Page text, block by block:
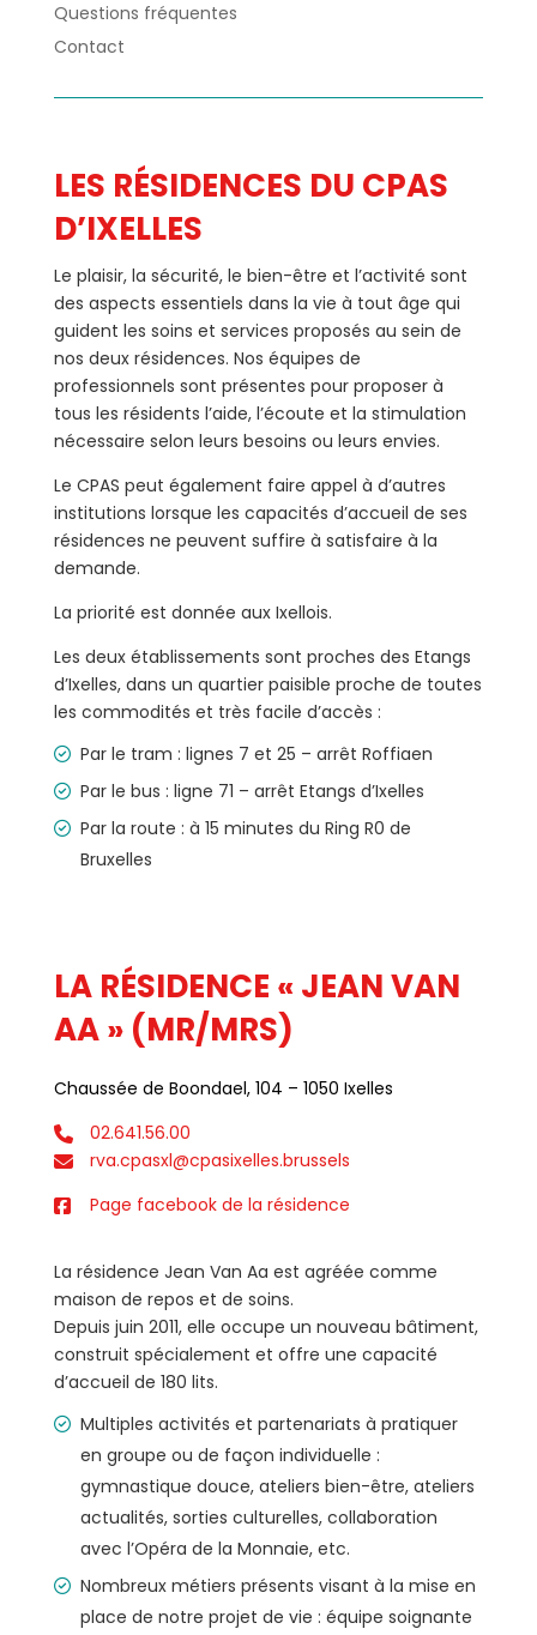
Questions fréquentes
Contact
LES RÉSIDENCES DU CPAS
D’IXELLES
Le plaisir, la sécurité, le bien-être et l’activité sont
des aspects essentiels dans la vie à tout âge qui
guident les soins et services proposés au sein de
nos deux résidences. Nos équipes de
professionnels sont présentes pour proposer à
tous les résidents l’aide, l’écoute et la stimulation
nécessaire selon leurs besoins ou leurs envies.
Le CPAS peut également faire appel à d’autres
institutions lorsque les capacités d’accueil de ses
résidences ne peuvent suffire à satisfaire à la
demande.
La priorité est donnée aux Ixellois.
Les deux établissements sont proches des Etangs
d’Ixelles, dans un quartier paisible proche de toutes
les commodités et très facile d’accès :
Par le tram : lignes 7 et 25 – arrêt Roffiaen
Par le bus : ligne 71 – arrêt Etangs d’Ixelles
Par la route : à 15 minutes du Ring R0 de
Bruxelles
LA RÉSIDENCE « JEAN VAN
AA » (MR/MRS)
Chaussée de Boondael, 104 – 1050 Ixelles
02.641.56.00
rva.cpasxl@cpasixelles.brussels
Page facebook de la résidence
La résidence Jean Van Aa est agréée comme
maison de repos et de soins.
Depuis juin 2011, elle occupe un nouveau bâtiment,
construit spécialement et offre une capacité
d’accueil de 180 lits.
Multiples activités et partenariats à pratiquer
en groupe ou de façon individuelle :
gymnastique douce, ateliers bien-être, ateliers
actualités, sorties culturelles, collaboration
avec l’Opéra de la Monnaie, etc.
Nombreux métiers présents visant à la mise en
place de notre projet de vie : équipe soignante